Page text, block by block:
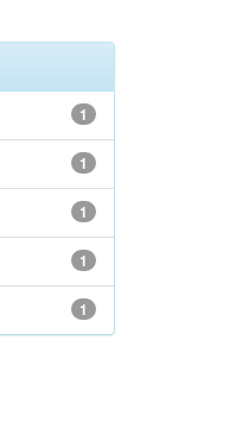
1
1
1
1
1